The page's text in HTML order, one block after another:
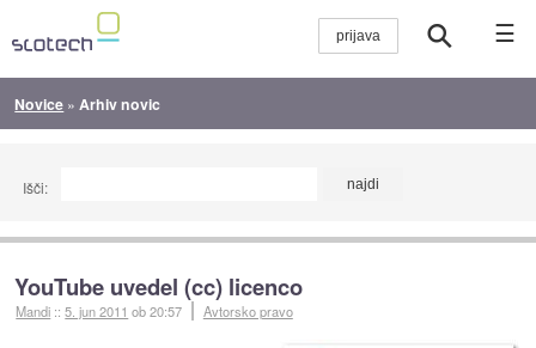
☰
Novice » Arhiv novic
Išči:
YouTube uvedel (cc) licenco
Mandi ::5. jun 2011 ob 20:57 Avtorsko pravo